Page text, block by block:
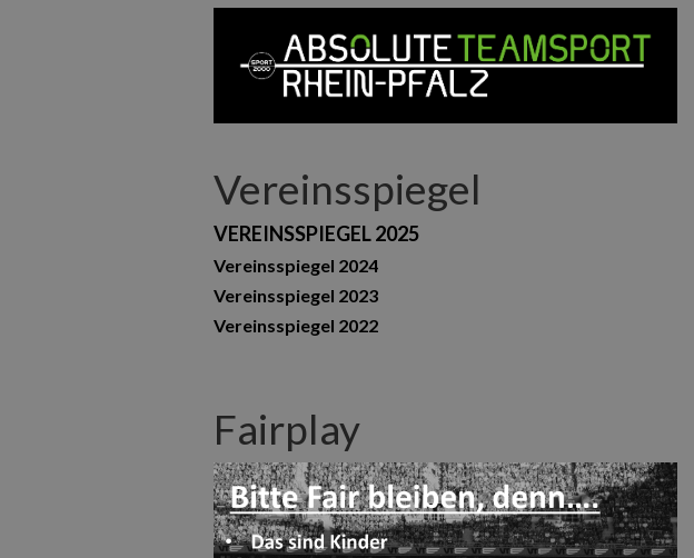
Vereinsspiegel
VEREINSSPIEGEL 2025
Vereinsspiegel 2024
Vereinsspiegel 2023
Vereinsspiegel 2022
Fairplay